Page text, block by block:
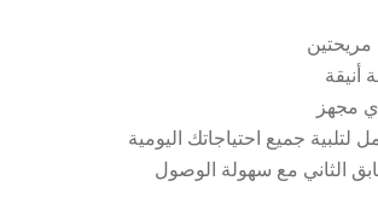
مجهز
لتلبية جميع احتياجاتك اليومية
الثاني مع سهولة الوصول